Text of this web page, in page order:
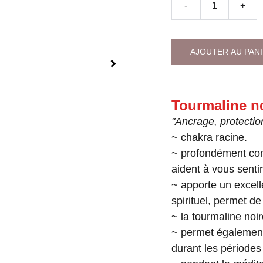
- +
AJOUTER AU
Tourmaline
"Ancrage,
~ chakra racine.
~ profondément
aident à vous
~ apporte un
spirituel, permet
~ la tourmaline
~ permet
durant les